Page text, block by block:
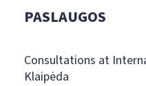
PASLAUGOS
Consultations at
Klaipėda